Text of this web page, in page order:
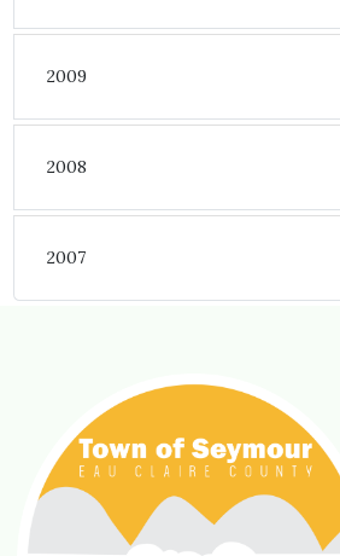
2009
2008
2007